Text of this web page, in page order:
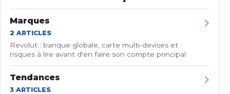
Marques
2 ARTICLES
Revolut : banque globale, carte multi-devises et
risques à lire avant d'en faire son compte principal
Tendances
3 ARTICLES